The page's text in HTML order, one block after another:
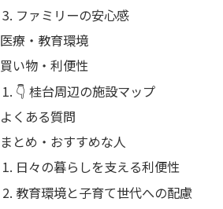
ファミリーの安心感
医療・教育環境
買い物・利便性
👇 桂台周辺の施設マップ
よくある質問
まとめ・おすすめな人
日々の暮らしを支える利便性
教育環境と子育て世代への配慮